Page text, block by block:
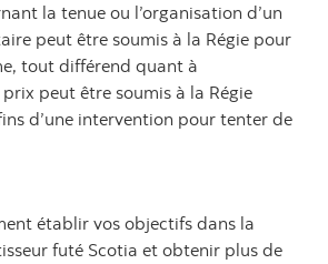
la tenue ou l’organisation d’un
peut être soumis à la Régie pour
tout différend quant à
peut être soumis à la Régie
d’une intervention pour tenter de
établir vos objectifs dans la
futé Scotia et obtenir plus de